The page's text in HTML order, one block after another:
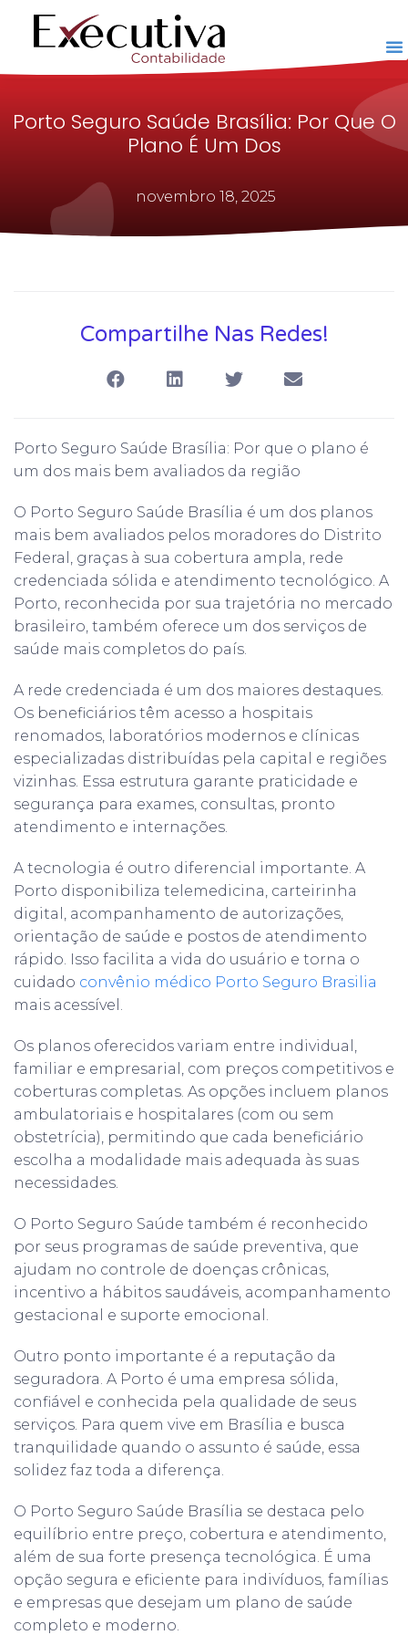
Porto Seguro Saúde Brasília: Por Que O
Plano É Um Dos
novembro 18, 2025
Compartilhe Nas Redes!
Porto Seguro Saúde Brasília: Por que o plano é
um dos mais bem avaliados da região
O Porto Seguro Saúde Brasília é um dos planos
mais bem avaliados pelos moradores do Distrito
Federal, graças à sua cobertura ampla, rede
credenciada sólida e atendimento tecnológico. A
Porto, reconhecida por sua trajetória no mercado
brasileiro, também oferece um dos serviços de
saúde mais completos do país.
A rede credenciada é um dos maiores destaques.
Os beneficiários têm acesso a hospitais
renomados, laboratórios modernos e clínicas
especializadas distribuídas pela capital e regiões
vizinhas. Essa estrutura garante praticidade e
segurança para exames, consultas, pronto
atendimento e internações.
A tecnologia é outro diferencial importante. A
Porto disponibiliza telemedicina, carteirinha
digital, acompanhamento de autorizações,
orientação de saúde e postos de atendimento
rápido. Isso facilita a vida do usuário e torna o
cuidado convênio médico Porto Seguro Brasilia
mais acessível.
Os planos oferecidos variam entre individual,
familiar e empresarial, com preços competitivos e
coberturas completas. As opções incluem planos
ambulatoriais e hospitalares (com ou sem
obstetrícia), permitindo que cada beneficiário
escolha a modalidade mais adequada às suas
necessidades.
O Porto Seguro Saúde também é reconhecido
por seus programas de saúde preventiva, que
ajudam no controle de doenças crônicas,
incentivo a hábitos saudáveis, acompanhamento
gestacional e suporte emocional.
Outro ponto importante é a reputação da
seguradora. A Porto é uma empresa sólida,
confiável e conhecida pela qualidade de seus
serviços. Para quem vive em Brasília e busca
tranquilidade quando o assunto é saúde, essa
solidez faz toda a diferença.
O Porto Seguro Saúde Brasília se destaca pelo
equilíbrio entre preço, cobertura e atendimento,
além de sua forte presença tecnológica. É uma
opção segura e eficiente para indivíduos, famílias
e empresas que desejam um plano de saúde
completo e moderno.